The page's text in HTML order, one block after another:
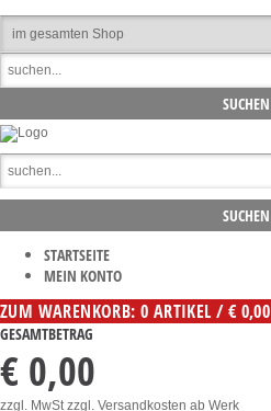
STARTSEITE
MEIN KONTO
ZUM WARENKORB: 0 ARTIKEL / € 0,00
GESAMTBETRAG
€ 0,00
zzgl. MwSt zzgl. Versandkosten ab Werk